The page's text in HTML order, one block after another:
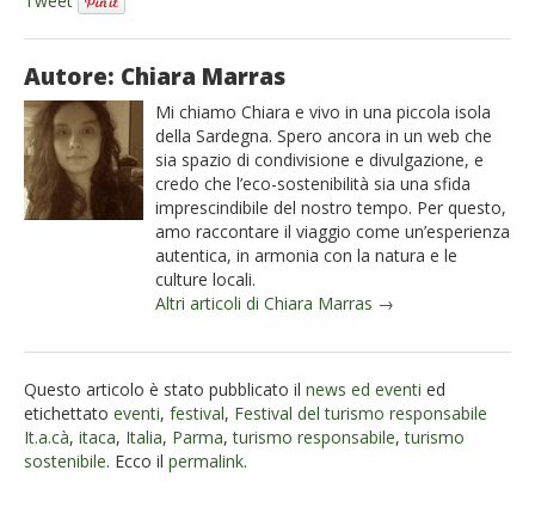
Autore: Chiara Marras
Mi chiamo Chiara e vivo in una piccola isola
della Sardegna. Spero ancora in un web che
sia spazio di condivisione e divulgazione, e
credo che l’eco-sostenibilità sia una sfida
imprescindibile del nostro tempo. Per questo,
amo raccontare il viaggio come un’esperienza
autentica, in armonia con la natura e le
culture locali.
Altri articoli di Chiara Marras →
Questo articolo è stato pubblicato il news ed eventi ed
etichettato eventi, festival, Festival del turismo responsabile
It.a.cà, itaca, Italia, Parma,turismo responsabile,turismo
sostenibile. Ecco il permalink.